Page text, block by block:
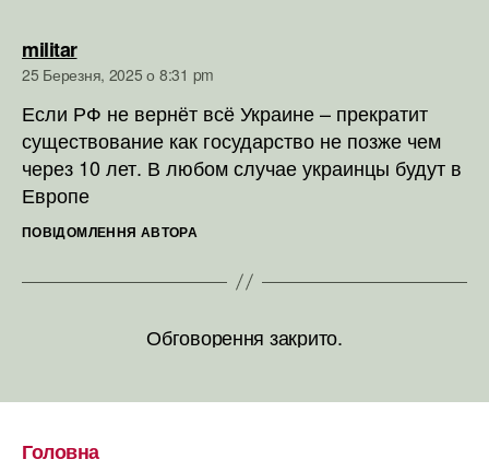
militarговорить:
25 Березня, 2025 о 8:31 pm
Если РФ не вернёт всё Украине – прекратит
существование как государство не позже чем
через 10 лет. В любом случае украинцы будут в
Европе
ПОВІДОМЛЕННЯ АВТОРА
Обговорення закрито.
Головна